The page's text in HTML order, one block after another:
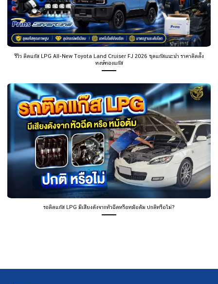
รีวิว ติดแก๊ส LPG All-New Toyota Land Cruiser FJ 2026 ชุดแก๊สแนะนำ ราคาติดตั้ง
หงษ์ทองแก๊ส
รถติดแก๊ส LPG มีเสียงดังจากหัวฉีดหรือหม้อต้ม ปกติหรือไม่?